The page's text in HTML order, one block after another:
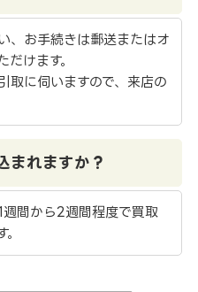
、お手続きは郵送またはオ
けます。
取に伺いますので、来店の
まれますか？
間から2週間程度で買取